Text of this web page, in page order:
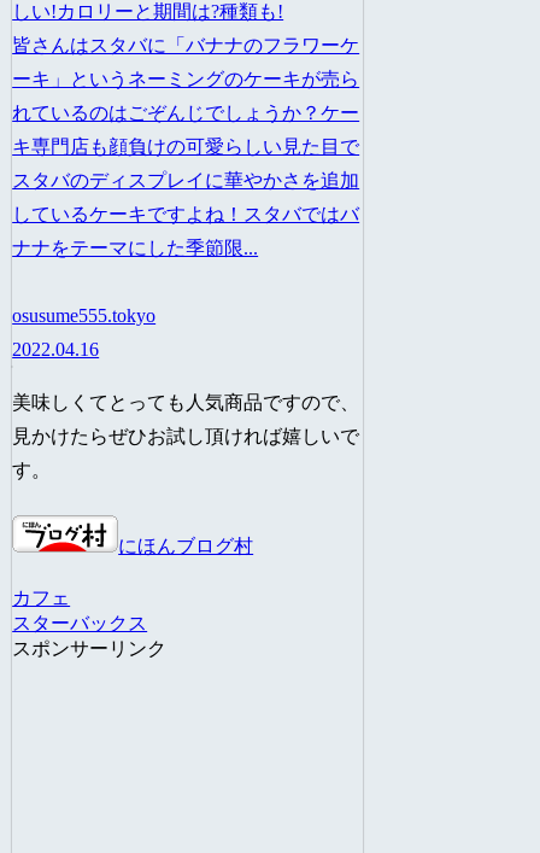
しい!カロリーと期間は?種類も!
皆さんはスタバに「バナナのフラワーケ
ーキ」というネーミングのケーキが売ら
れているのはごぞんじでしょうか？ケー
キ専門店も顔負けの可愛らしい見た目で
スタバのディスプレイに華やかさを追加
しているケーキですよね！スタバではバ
ナナをテーマにした季節限...
osusume555.tokyo
2022.04.16
美味しくてとっても人気商品ですので、
見かけたらぜひお試し頂ければ嬉しいで
す。
にほんブログ村
カフェ
スターバックス
スポンサーリンク